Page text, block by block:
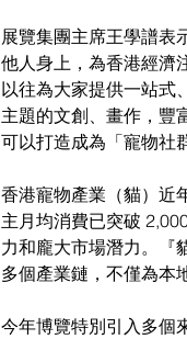
展覽集團主席王學譜表
他人身上，為香港經濟
以往為大家提供一站式
主題的文創、畫作，豐
可以打造成為「寵物社
香港寵物產業（貓）近
主月均消費已突破
力和龐大市場潛力。『
多個產業鏈，不僅為本
今年博覽特別引入多個